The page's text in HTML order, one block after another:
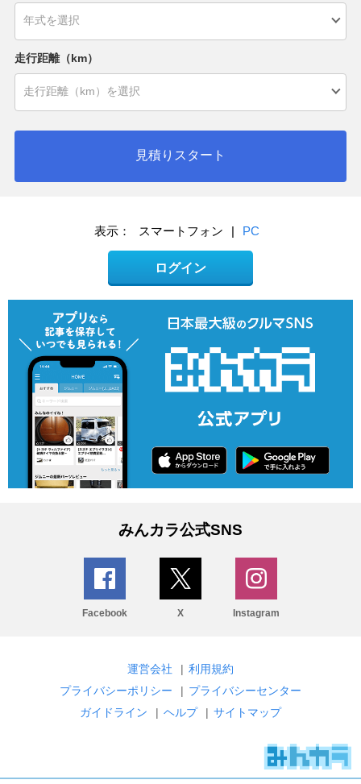
走行距離（km）
見積りスタート
表示： スマートフォン | PC
ログイン
みんカラ公式SNS
Facebook X Instagram
運営会社 | 利用規約
プライバシーポリシー
| プライバシーセンター
ガイドライン
| ヘルプ | サイトマップ